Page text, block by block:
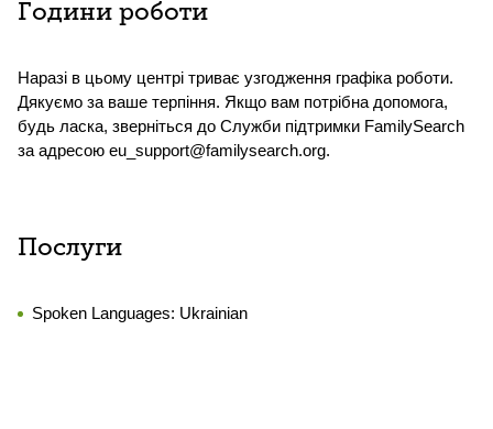
Години роботи
Наразі в цьому центрі триває узгодження графіка роботи.
Дякуємо за ваше терпіння. Якщо вам потрібна допомога,
будь ласка, зверніться до Служби підтримки FamilySearch
за адресою eu_support@familysearch.org.
Послуги
Spoken Languages: Ukrainian